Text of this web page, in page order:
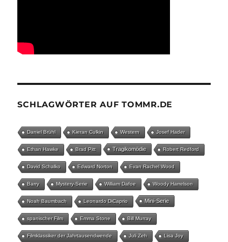
SCHLAGWÖRTER AUF TOMMR.DE
Daniel Brühl Kieran Culkin Western Josef Hader
Ethan Hawke Brad Pitt Tragikomödie Robert Redford
David Schalko Edward Norton Evan Rachel Wood
Barry Mystery-Serie William Dafoe Woody Harrelson
Noah Baumbach Leonardo DiCaprio Mini-Serie
spanischer Film Emma Stone Bill Murray
Filmklassiker der Jahrtausendwende Juli Zeh Lisa Joy